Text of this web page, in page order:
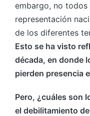
embargo, no
representación
de los diferentes
Esto se ha visto
década, en donde
pierden presencia
Pero, ¿cuáles son
el debilitamiento